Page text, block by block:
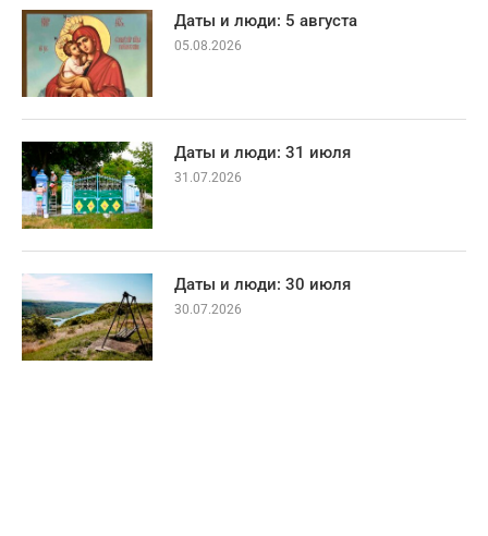
Даты и люди: 5 августа
05.08.2026
Даты и люди: 31 июля
31.07.2026
Даты и люди: 30 июля
30.07.2026